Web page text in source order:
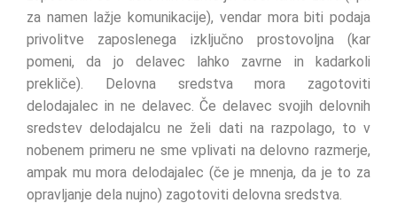
za namen lažje komunikacije), vendar mora biti podaja
privolitve zaposlenega izključno prostovoljna (kar
pomeni, da jo delavec lahko zavrne in kadarkoli
prekliče). Delovna sredstva mora zagotoviti
delodajalec in ne delavec. Če delavec svojih delovnih
sredstev delodajalcu ne želi dati na razpolago, to v
nobenem primeru ne sme vplivati na delovno razmerje,
ampak mu mora delodajalec (če je mnenja, da je to za
opravljanje dela nujno) zagotoviti delovna sredstva.